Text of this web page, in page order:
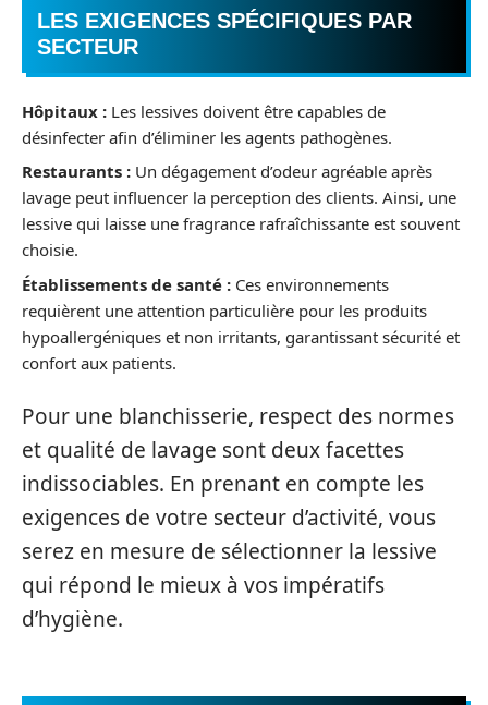
LES EXIGENCES SPÉCIFIQUES PAR
SECTEUR
Hôpitaux : Les lessives doivent être capables de
désinfecter afin d’éliminer les agents pathogènes.
Restaurants : Un dégagement d’odeur agréable après
lavage peut influencer la perception des clients. Ainsi, une
lessive qui laisse une fragrance rafraîchissante est souvent
choisie.
Établissements de santé : Ces environnements
requièrent une attention particulière pour les produits
hypoallergéniques et non irritants, garantissant sécurité et
confort aux patients.
Pour une blanchisserie, respect des normes
et qualité de lavage sont deux facettes
indissociables. En prenant en compte les
exigences de votre secteur d’activité, vous
serez en mesure de sélectionner la lessive
qui répond le mieux à vos impératifs
d’hygiène.